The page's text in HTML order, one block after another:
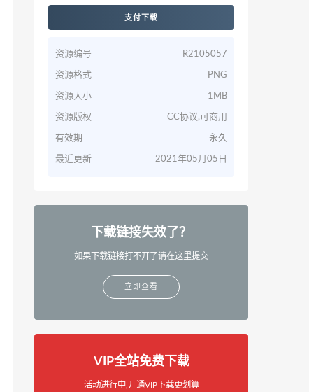
支付下载
资源编号 R2105057
资源格式 PNG
资源大小 1MB
资源版权 CC协议,可商用
有效期 永久
最近更新 2021年05月05日
下载链接失效了？
如果下载链接打不开了请在这里提交
立即查看
VIP全站免费下载
活动进行中,开通VIP下载更划算